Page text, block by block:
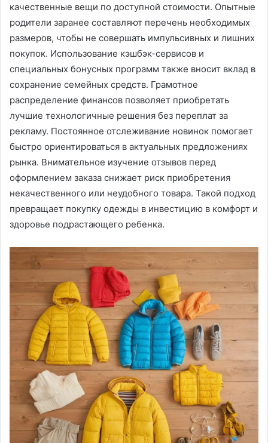
качественные вещи по доступной стоимости. Опытные
родители заранее составляют перечень необходимых
размеров, чтобы не совершать импульсивных и лишних
покупок. Использование кэшбэк-сервисов и
специальных бонусных программ также вносит вклад в
сохранение семейных средств. Грамотное
распределение финансов позволяет приобретать
лучшие технологичные решения без переплат за
рекламу. Постоянное отслеживание новинок помогает
быстро ориентироваться в актуальных предложениях
рынка. Внимательное изучение отзывов перед
оформлением заказа снижает риск приобретения
некачественного или неудобного товара. Такой подход
превращает покупку одежды в инвестицию в комфорт и
здоровье подрастающего ребенка.